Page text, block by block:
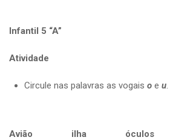
Infantil 5 “A”
Atividade
Circule nas palavras as vogais o e u
Avião ilha óculos